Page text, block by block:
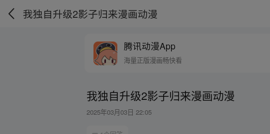
我独自升级2影子归来漫画动漫
腾讯动漫App
海量正版漫画畅快看
我独自升级2影子归来漫画动漫
2025年03月03日 22:05